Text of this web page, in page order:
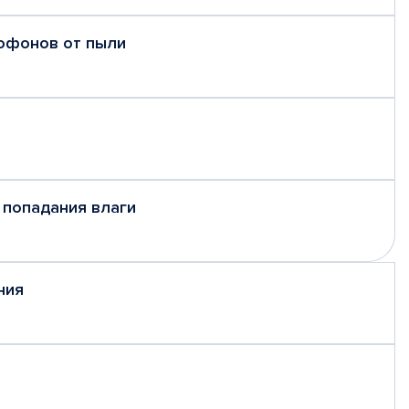
от пыли
влаги